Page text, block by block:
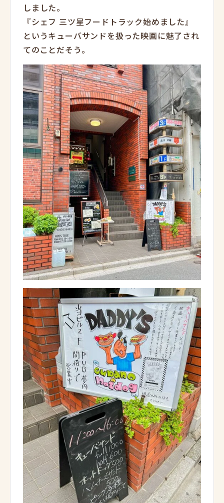
しました。
『シェフ 三ツ星フードトラック始めました』
というキューバサンドを扱った映画に魅了され
てのことだそう。